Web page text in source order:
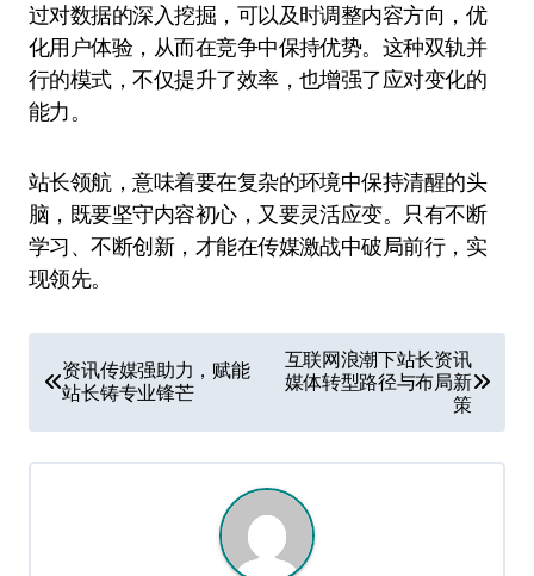
过对数据的深入挖掘，可以及时调整内容方向，优
化用户体验，从而在竞争中保持优势。这种双轨并
行的模式，不仅提升了效率，也增强了应对变化的
能力。
站长领航，意味着要在复杂的环境中保持清醒的头
脑，既要坚守内容初心，又要灵活应变。只有不断
学习、不断创新，才能在传媒激战中破局前行，实
现领先。
章
导
航
资讯传媒强助力，赋能
站长铸专业锋芒
互联网浪潮下站长资讯
媒体转型路径与布局新
策